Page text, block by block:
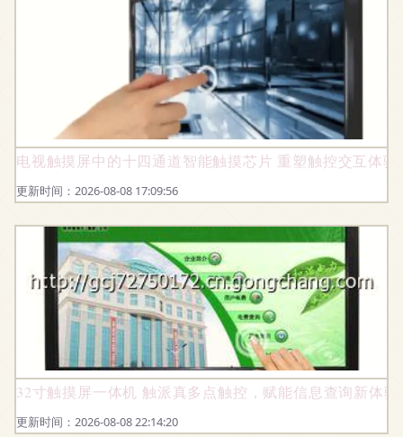
电视触摸屏中的十四通道智能触摸芯片 重塑触控交互体验
更新时间：2026-08-08 17:09:56
32寸触摸屏一体机 触派真多点触控，赋能信息查询新体验
更新时间：2026-08-08 22:14:20